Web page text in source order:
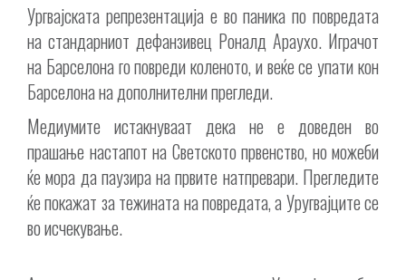
Ургвајската репрезентација е во паника по повредата
на стандарниот дефанзивец Роналд Араухо. Играчот
на Барселона го повреди коленото, и веќе се упати кон
Барселона на дополнителни прегледи.
Медиумите истакнуваат дека не е доведен во
прашање настапот на Светското првенство, но можеби
ќе мора да паузира на првите натпревари. Прегледите
ќе покажат за тежината на повредата, а Уругвајците се
во исчекување.